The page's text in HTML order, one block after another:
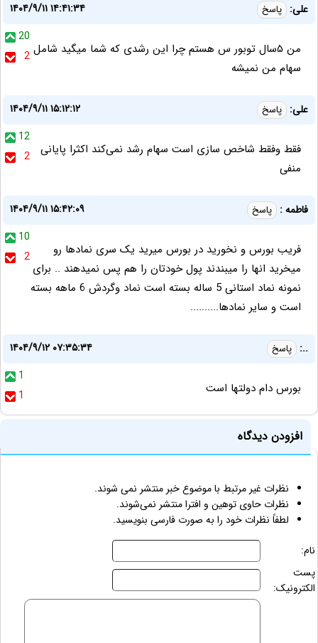
علی: پاسخ
۱۴۰۴/۹/۱۱ ۱۴:۴۱:۳۴
20
2 من ۵سال توبور س هستم چرا این رشدی که شما میگید شامل
سهام من نمیشه
علی: پاسخ
۱۴۰۴/۹/۱۱ ۱۵:۱۲:۱۲
12
2
فقط وفقط شاخص سازی است سهام رشد نمی‌کند اکثرا پایانی
منفی
فاطمه : پاسخ
۱۴۰۴/۹/۱۱ ۱۵:۴۲:۰۹
10
2
فریب بورس و نخورید در بورس میرید یک سری نمادها رو
میخرید انها را میبندند پول خودتان را هم پس نمیدهند .. برای
نمونه نماد استانی 5 ساله بسته است نماد وگردش 6 ماهه بسته
است و سایر نمادها..........
..: پاسخ
۱۴۰۴/۹/۱۲ ۰۷:۳۵:۳۴
1
1
بورس دام دولتها است
افزودن دیدگاه
نظرات غیر مرتبط با موضوع خبر منتشر نمی شوند.
نظرات حاوی توهین و افترا منتشر نمی‌شوند.
لطفاً نظرات خود را به صورت فارسی بنویسید.
نام:
پست
الکترونیک: